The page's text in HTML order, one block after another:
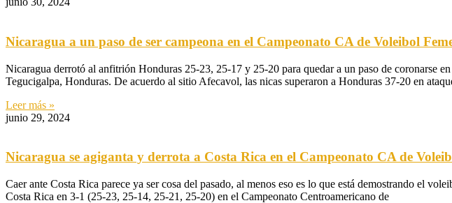
Nicaragua a un paso de ser campeona en el Campeonato CA de Voleibol
Nicaragua derrotó al anfitrión Honduras 25-23, 25-17 y 25-20 para quedar a un paso de coronarse
Tegucigalpa, Honduras. De acuerdo al sitio Afecavol, las nicas superaron a Honduras 37-20 en
Leer más »
junio 29, 2024
Nicaragua se agiganta y derrota a Costa Rica en el Campeonato CA de
Caer ante Costa Rica parece ya ser cosa del pasado, al menos eso es lo que está demostrando el
Costa Rica en 3-1 (25-23, 25-14, 25-21, 25-20) en el Campeonato Centroamericano de